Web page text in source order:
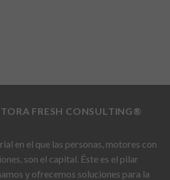
FRESH CONSULTING®
en el que las personas, motores con
son el capital. Éste es el pilar
y ofrecemos soluciones para la